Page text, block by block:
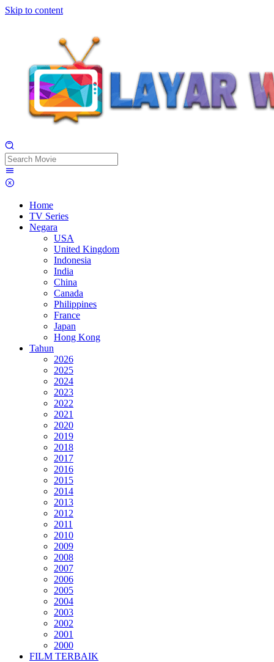
Skip to content
Home
TV Series
Negara
USA
United Kingdom
Indonesia
India
China
Canada
Philippines
France
Japan
Hong Kong
Tahun
2026
2025
2024
2023
2022
2021
2020
2019
2018
2017
2016
2015
2014
2013
2012
2011
2010
2009
2008
2007
2006
2005
2004
2003
2002
2001
2000
FILM TERBAIK